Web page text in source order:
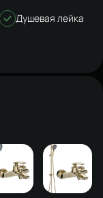
Душевая лейка